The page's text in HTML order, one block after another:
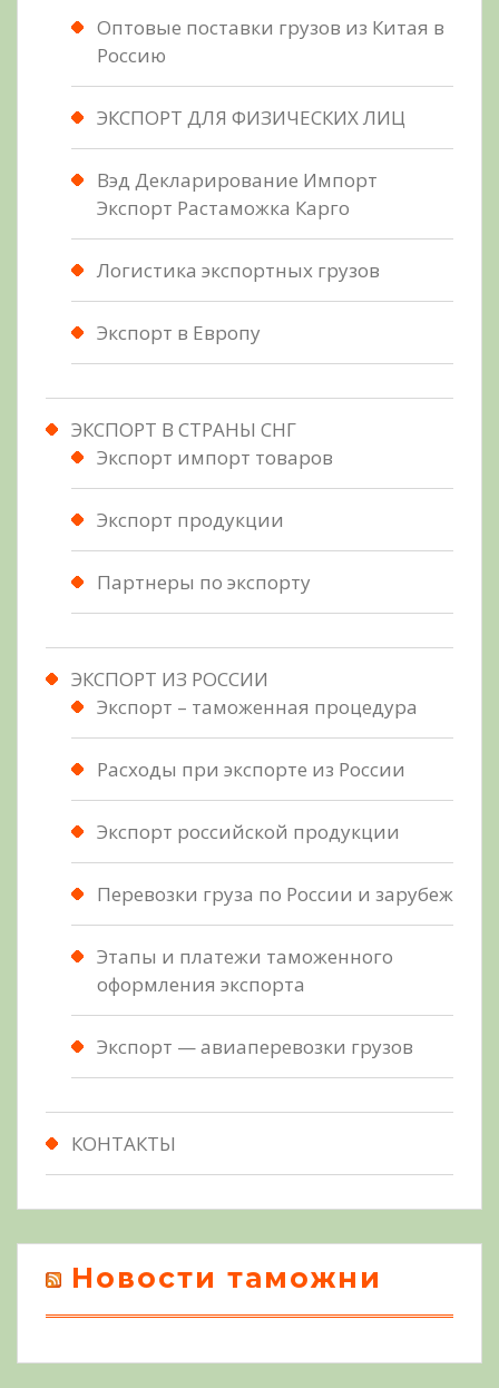
Оптовые поставки грузов из Китая в
Россию
ЭКСПОРТ ДЛЯ ФИЗИЧЕСКИХ ЛИЦ
Вэд Декларирование Импорт
Экспорт Растаможка Карго
Логистика экспортных грузов
Экспорт в Европу
ЭКСПОРТ В СТРАНЫ СНГ
Экспорт импорт товаров
Экспорт продукции
Партнеры по экспорту
ЭКСПОРТ ИЗ РОССИИ
Экспорт – таможенная процедура
Расходы при экспорте из России
Экспорт российской продукции
Перевозки груза по России и зарубеж
Этапы и платежи таможенного
оформления экспорта
Экспорт — авиаперевозки грузов
КОНТАКТЫ
Новости таможни